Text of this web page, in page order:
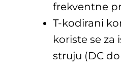
frekventne
T-kodirani
koriste se za
struju (DC do